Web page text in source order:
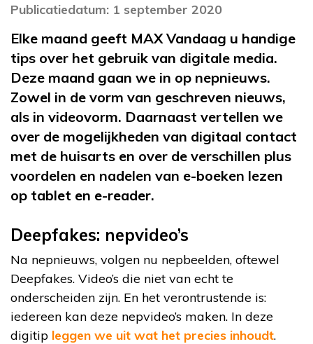
Publicatiedatum: 1 september 2020
Elke maand geeft MAX Vandaag u handige
tips over het gebruik van digitale media.
Deze maand gaan we in op nepnieuws.
Zowel in de vorm van geschreven nieuws,
als in videovorm. Daarnaast vertellen we
over de mogelijkheden van digitaal contact
met de huisarts en over de verschillen plus
voordelen en nadelen van e-boeken lezen
op tablet en e-reader.
Deepfakes: nepvideo’s
Na nepnieuws, volgen nu nepbeelden, oftewel
Deepfakes. Video’s die niet van echt te
onderscheiden zijn. En het verontrustende is:
iedereen kan deze nepvideo’s maken. In deze
digitip leggen we uit wat het precies inhoudt.